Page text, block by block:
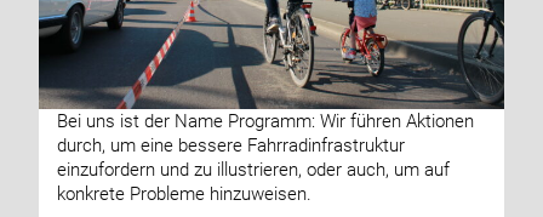
Bei uns ist der Name Programm: Wir führen Aktionen
durch, um eine bessere Fahrradinfrastruktur
einzufordern und zu illustrieren, oder auch, um auf
konkrete Probleme hinzuweisen.